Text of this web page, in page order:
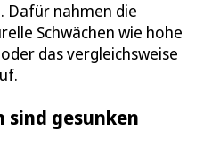
Dafür nahmen die
Schwächen wie hohe
das vergleichsweise
gesunken